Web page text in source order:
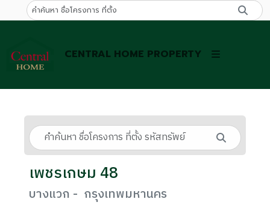
CENTRAL HOME PROPERTY
เพชรเกษม 48
บางแวก - กรุงเทพมหานคร